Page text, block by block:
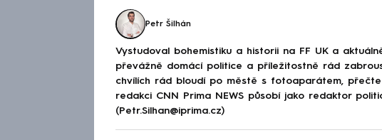
Petr Šilhán
Vystudoval bohemistiku a historii na FF UK a
převážně domácí politice a příležitostně rád
chvílích rád bloudí po městě s fotoaparátem,
redakci CNN Prima NEWS působí jako redaktor
(Petr.Silhan@iprima.cz)